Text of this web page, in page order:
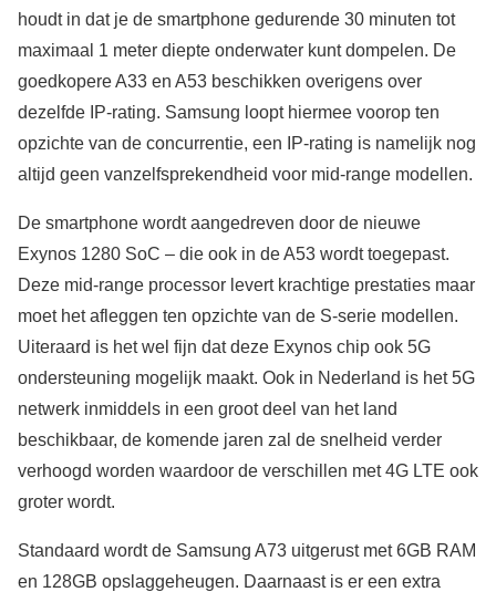
houdt in dat je de smartphone gedurende 30 minuten tot
maximaal 1 meter diepte onderwater kunt dompelen. De
goedkopere A33 en A53 beschikken overigens over
dezelfde IP-rating. Samsung loopt hiermee voorop ten
opzichte van de concurrentie, een IP-rating is namelijk nog
altijd geen vanzelfsprekendheid voor mid-range modellen.
De smartphone wordt aangedreven door de nieuwe
Exynos 1280 SoC – die ook in de A53 wordt toegepast.
Deze mid-range processor levert krachtige prestaties maar
moet het afleggen ten opzichte van de S-serie modellen.
Uiteraard is het wel fijn dat deze Exynos chip ook 5G
ondersteuning mogelijk maakt. Ook in Nederland is het 5G
netwerk inmiddels in een groot deel van het land
beschikbaar, de komende jaren zal de snelheid verder
verhoogd worden waardoor de verschillen met 4G LTE ook
groter wordt.
Standaard wordt de Samsung A73 uitgerust met 6GB RAM
en 128GB opslaggeheugen. Daarnaast is er een extra